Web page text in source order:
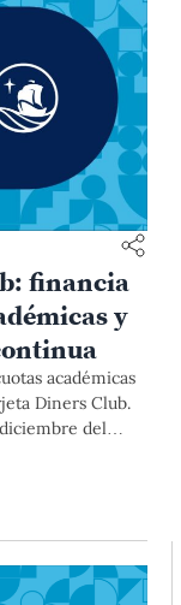
financia
y
académicas
Diners Club.
del
deudas de